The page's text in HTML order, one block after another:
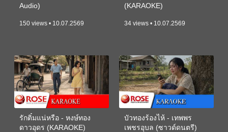
Audio)
150 views • 10.07.2569
(KARAOKE)
34 views • 10.07.2569
รักติ๋มแน่หรือ - หงษ์ทอง
ดาวอุดร (KARAOKE)
บัวทองร้องไห้ - เทพพร
เพชรอุบล (ซาวด์ดนตรี)